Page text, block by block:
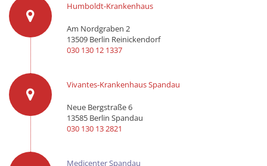
Humboldt-Krankenhaus
Am Nordgraben 2
13509 Berlin Reinickendorf
030 130 12 1337
Vivantes-Krankenhaus Spandau
Neue Bergstraße 6
13585 Berlin Spandau
030 130 13 2821
Medicenter Spandau